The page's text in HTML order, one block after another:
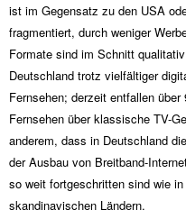
ist im Gegensatz zu den USA
fragmentiert, durch weniger
Formate sind im Schnitt
Deutschland trotz vielfältiger
Fernsehen; derzeit entfallen
Fernsehen über klassische TV-
anderem, dass in Deutschland
der Ausbau von Breitband-
so weit fortgeschritten sind wie
skandinavischen Ländern.